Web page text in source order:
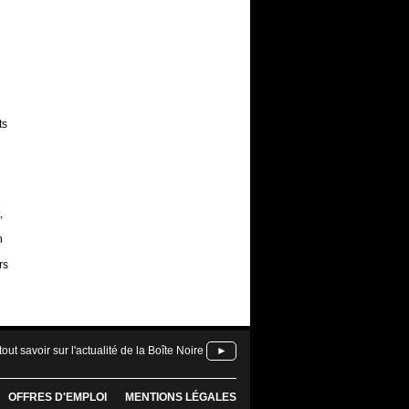
savoir sur l'actualité de la Boîte Noire ►
OFFRES D'EMPLOI MENTIONS LÉGALES